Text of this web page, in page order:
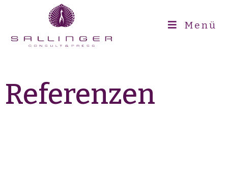
Menü
Referenzen